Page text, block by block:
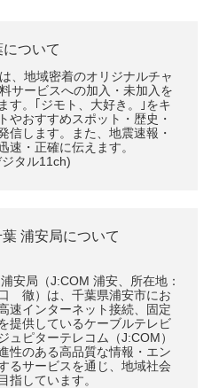
ついて
、地域密着のオリジナルチャ
サービスへの加入・未加入を
す。｢ジモト、大好き。｣をキ
やおすすめスポット・歴史・
信します。また、地震速報・
速・正確に伝えます。
タル11ch)
浦安局について
安局（J:COM 浦安、所在地：
徹）は、千葉県浦安市にお
速インターネット接続、固定
提供しているケーブルテレビ
ュピターテレコム（J:COM）
性のある高品質な情報・エン
るサービスを通じ、地域社会
指しています。